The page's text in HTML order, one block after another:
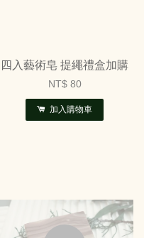
四入藝術皂 提繩禮盒加購
NT$ 80
加入購物車